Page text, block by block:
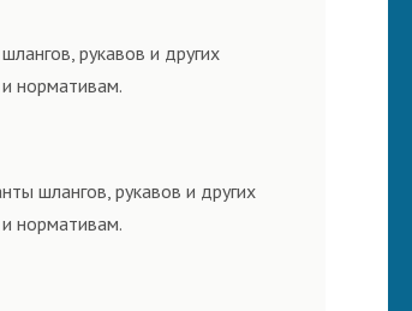
рукавов и других
нормативам.
шлангов, рукавов и других
нормативам.